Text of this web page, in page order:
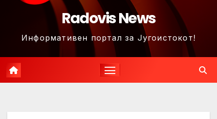
Radovis News
Информативен портал за Југоистокот!